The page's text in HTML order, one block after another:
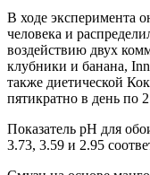
В ходе эксперимента
человека и
воздействию двух
клубники и банана,
также диетической
пятикратно в день по
Показатель рН для
3.73, 3.59 и 2.95